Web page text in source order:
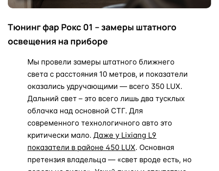
Тюнинг фар Рокс 01 – замеры штатного
освещения на приборе
Мы провели замеры штатного ближнего
света с расстояния 10 метров, и показатели
оказались удручающими — всего 350 LUX.
Дальний свет – это всего лишь два тусклых
облачка над основной СТГ. Для
современного технологичного авто это
критически мало. Даже у Lixiang L9
показатели в районе 450 LUX. Основная
претензия владельца — «свет вроде есть, но